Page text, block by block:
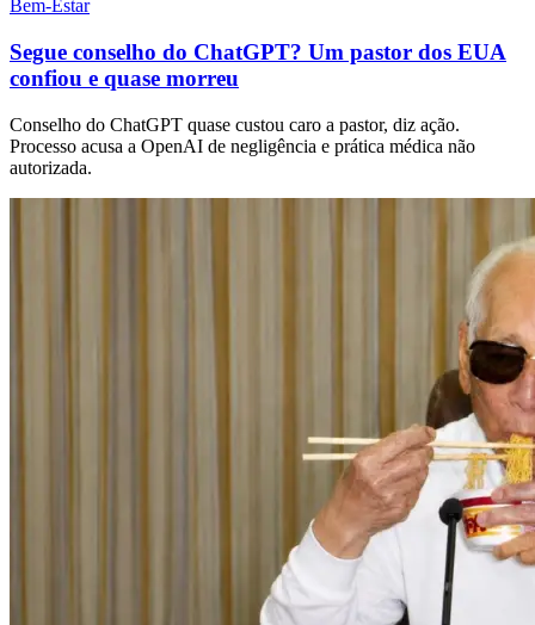
Bem-Estar
Segue conselho do ChatGPT? Um pastor dos EUA
confiou e quase morreu
Conselho do ChatGPT quase custou caro a pastor, diz ação.
Processo acusa a OpenAI de negligência e prática médica não
autorizada.